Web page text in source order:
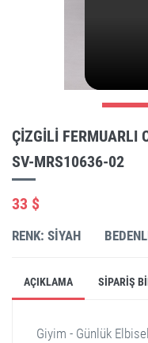
ÇIZGILI FERMUARLI
SV-MRS10636-02
33 $
RENK: SIYAH
AÇIKLAMA SIPARIŞ
Giyim - Günlük